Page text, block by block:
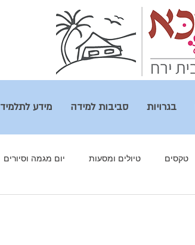
בגרויות סביבות למידה מידע לתלמיד
טקסים טיולים ומסעות יום מגמה וסיורים